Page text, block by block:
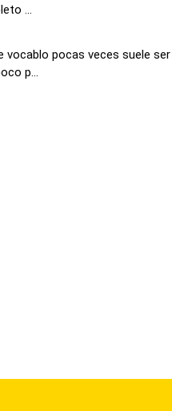
...
vocablo pocas veces suele ser
p...